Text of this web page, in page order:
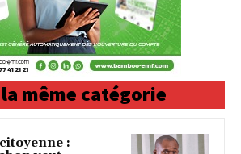
la même catégorie
: